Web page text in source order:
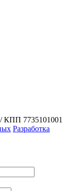
КПП 7735101001
Разработка